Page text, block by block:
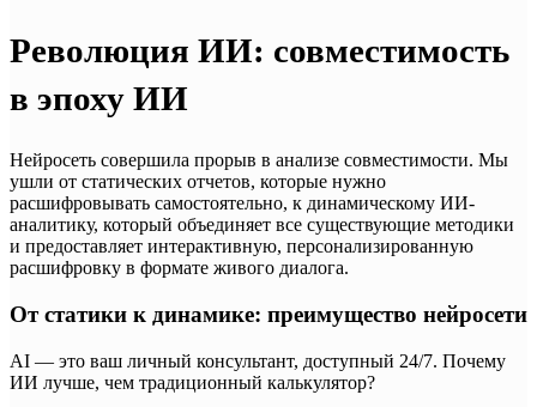
Революция ИИ: совместимость
в эпоху ИИ
Нейросеть совершила прорыв в анализе совместимости. Мы
ушли от статических отчетов, которые нужно
расшифровывать самостоятельно, к динамическому ИИ-
аналитику, который объединяет все существующие методики
и предоставляет интерактивную, персонализированную
расшифровку в формате живого диалога.
От статики к динамике: преимущество нейросети
AI — это ваш личный консультант, доступный 24/7. Почему
ИИ лучше, чем традиционный калькулятор?